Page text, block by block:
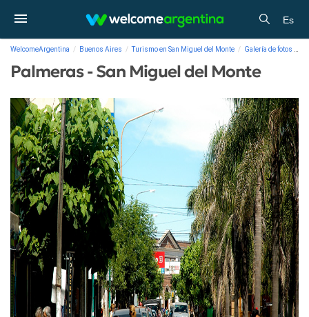
Es
WelcomeArgentina Buenos Aires Turismo en San Miguel del Monte Galería de fotos
Palmeras - San Miguel del Monte